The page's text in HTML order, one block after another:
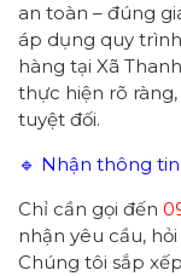
an toàn – đúng
áp dụng quy
hàng tại Xã
thực hiện rõ
tuyệt đối.
🔹 Nhận thông
Chỉ cần gọi đến
nhận yêu cầu,
Chúng tôi sắp